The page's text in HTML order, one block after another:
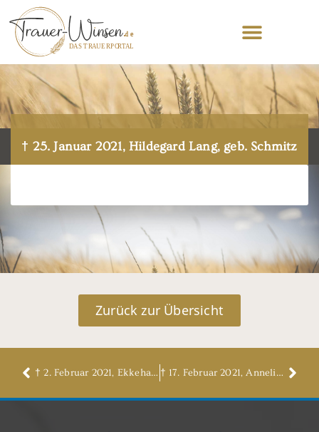
† 25. Januar 2021, Hildegard Lang, geb. Schmitz
Zurück zur Übersicht
† 2. Februar 2021, Ekkehard Schulze † 17. Februar 2021, Anneliese Goes, geb. Eckhoff